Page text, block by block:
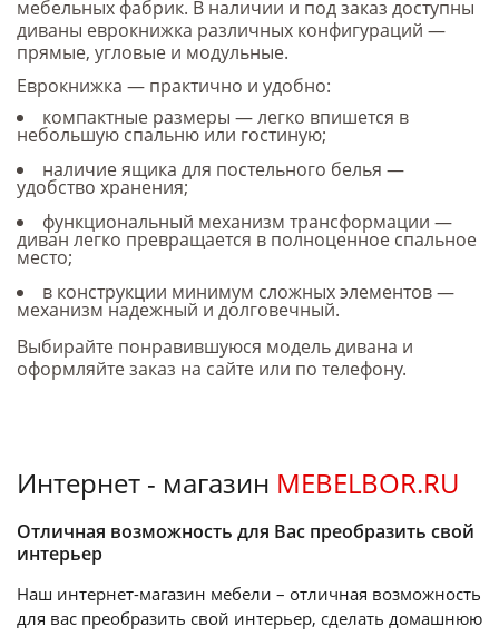
мебельных фабрик. В наличии и под заказ доступны
диваны еврокнижка различных конфигураций —
прямые, угловые и модульные.
Еврокнижка — практично и удобно:
компактные размеры — легко впишется в
небольшую спальню или гостиную;
наличие ящика для постельного белья —
удобство хранения;
функциональный механизм трансформации —
диван легко превращается в полноценное спальное
место;
в конструкции минимум сложных элементов —
механизм надежный и долговечный.
Выбирайте понравившуюся модель дивана и
оформляйте заказ на сайте или по телефону.
Интернет - магазин MEBELBOR.RU
Отличная возможность для Вас преобразить свой
интерьер
Наш интернет-магазин мебели – отличная возможность
для вас преобразить свой интерьер, сделать домашнюю